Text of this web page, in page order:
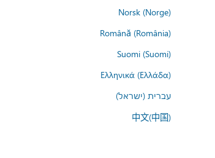
Norsk (Norge)
Română (România)
Suomi (Suomi)
Ελληνικά (Ελλάδα)
עברית (ישראל)
中文(中国)